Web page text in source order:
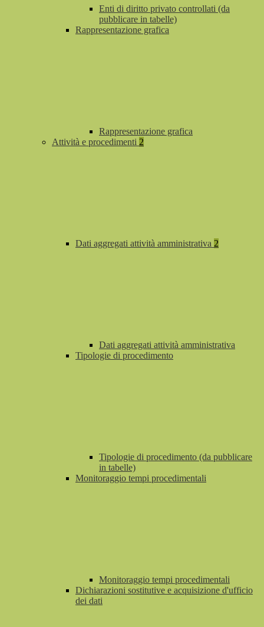
Enti di diritto privato controllati (da
pubblicare in tabelle)
Rappresentazione grafica
Rappresentazione grafica
Attività e procedimenti 2
Dati aggregati attività amministrativa 2
Dati aggregati attività amministrativa
Tipologie di procedimento
Tipologie di procedimento (da pubblicare
in tabelle)
Monitoraggio tempi procedimentali
Monitoraggio tempi procedimentali
Dichiarazioni sostitutive e acquisizione d'ufficio
dei dati